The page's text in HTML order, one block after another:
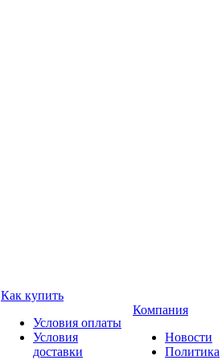
Как купить
Условия оплаты
Условия
доставки
Компания
Новости
Политика